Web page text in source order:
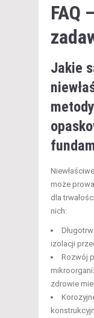
FAQ
Jakie
może
dla
nich:
izolacji
Rozwój
zdrowie